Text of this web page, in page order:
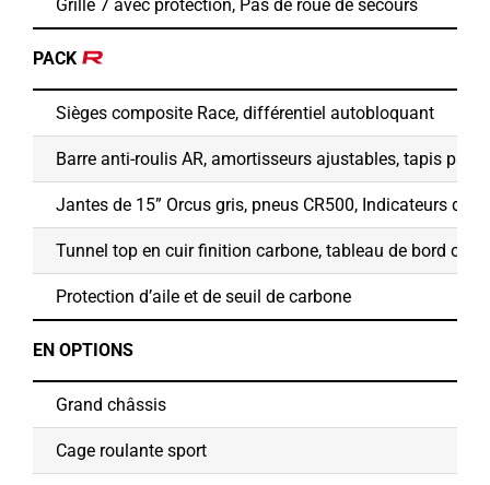
Grille 7 avec protection, Pas de roue de secours
PACK
Sièges composite Race, différentiel autobloquant
Barre anti-roulis AR, amortisseurs ajustables, tapis
Jantes de 15” Orcus gris, pneus CR500, Indicateurs de
Tunnel top en cuir finition carbone, tableau de bord
Protection d’aile et de seuil de carbone
EN OPTIONS
Grand châssis
Cage roulante sport